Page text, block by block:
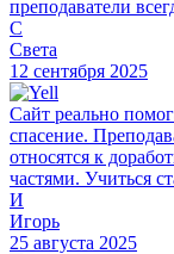
преподаватели
С
Света
12 сентября 2025
Сайт реально
спасение.
относятся к
частями. Учиться
И
Игорь
25 августа 2025